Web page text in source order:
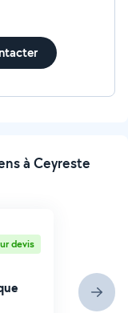
à Ceyreste
devis